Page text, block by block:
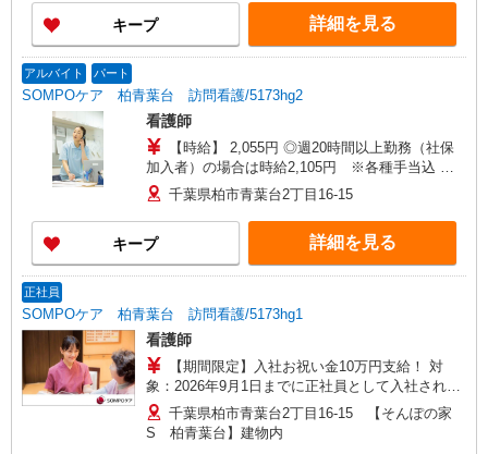
キープ 詳細を見る
アルバイト パート
SOMPOケア 柏青葉台 訪問看護/5173hg2
看護師
【時給】 2,055円 ◎週20時間以上勤務（社保
加入者）の場合は時給2,105円 ※各種手当込 ◎
時給は経験によって異なります
千葉県柏市青葉台2丁目16-15
キープ 詳細を見る
正社員
SOMPOケア 柏青葉台 訪問看護/5173hg1
看護師
【期間限定】入社お祝い金10万円支給！ 対
象：2026年9月1日までに正社員として入社された
方 ※お祝い金は入社後3か月目の給与で支給、
その他詳細は面接時にご案内します 【月給】
307,000円〜342,300円 【年収例】420万円〜470万
千葉県柏市青葉台2丁目16-15 【そんぽの家
S 柏青葉台】建物内